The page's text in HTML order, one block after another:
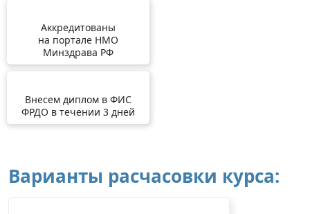
Аккредитованы
на портале НМО
Минздрава РФ
Внесем диплом в ФИС
ФРДО в течении 3 дней
Варианты расчасовки курса: